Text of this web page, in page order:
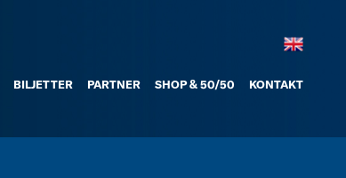
BILJETTER PARTNER SHOP & 50/50 KONTAKT